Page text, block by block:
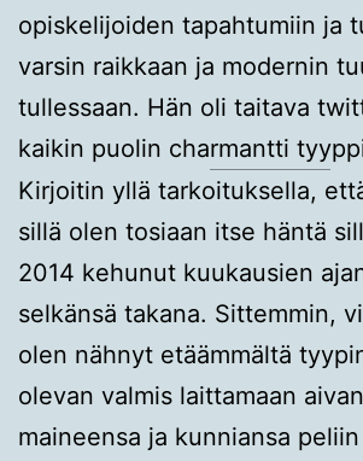
opiskelijoiden tapahtumiin ja
varsin raikkaan ja modernin
tullessaan. Hän oli taitava
kaikin puolin charmantti
Kirjoitin yllä tarkoituksella,
sillä olen tosiaan itse häntä
2014 kehunut kuukausien
selkänsä takana. Sittemmin,
olen nähnyt etäämmältä
olevan valmis laittamaan
maineensa ja kunniansa